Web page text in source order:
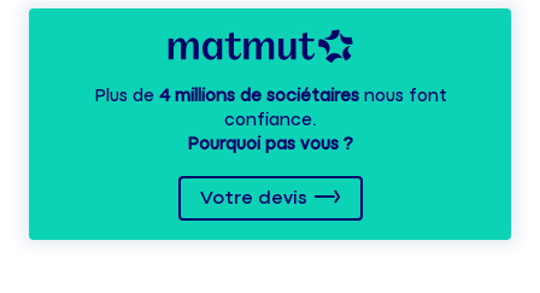
Plus de 4 millions de sociétairesnous font
confiance.
Pourquoi pas vous ?
Votre devis